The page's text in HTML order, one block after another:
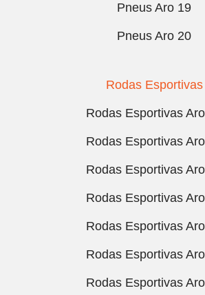
Pneus Aro 19
Pneus Aro 20
Rodas Esportivas
Rodas Esportivas
Rodas Esportivas
Rodas Esportivas
Rodas Esportivas
Rodas Esportivas
Rodas Esportivas
Rodas Esportivas